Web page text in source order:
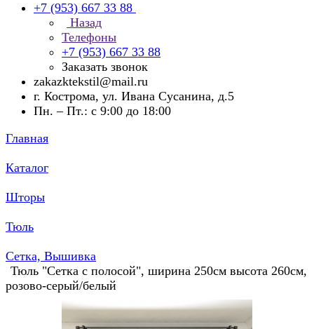
+7 (953) 667 33 88
Назад
Телефоны
+7 (953) 667 33 88
Заказать звонок
zakazktekstil@mail.ru
г. Кострома, ул. Ивана Сусанина, д.5
Пн. – Пт.: с 9:00 до 18:00
Главная
Каталог
Шторы
Тюль
Сетка, Вышивка
Тюль "Сетка с полосой", ширина 250см высота 260см,
розово-серый/белый